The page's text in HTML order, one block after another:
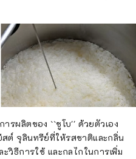
รผลิตของ ``ชูโบ'' ด้วยตัวเอง
ต์ จุลินทรีย์ที่ให้รสชาติและกลิ่น
วิธีการใช้ และกลไกในการเพิ่ม